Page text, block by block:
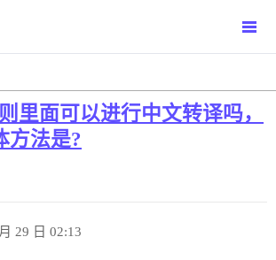
里面可以进行中文转译吗，
方法是?
29 日 02:13